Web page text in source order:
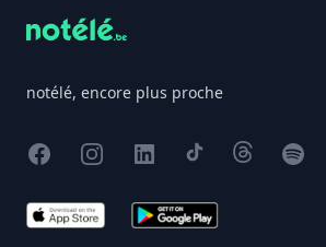
notélé, encore plus proche
FacebookInstagram
X TikTokThreadsSpotify
App Store Google Play